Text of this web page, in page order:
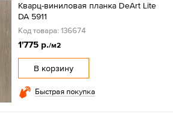
Кварц-виниловая планка DeArt Lite
DA 5911
Код товара: 136674
1'775 р./м2
В корзину
Быстрая покупка